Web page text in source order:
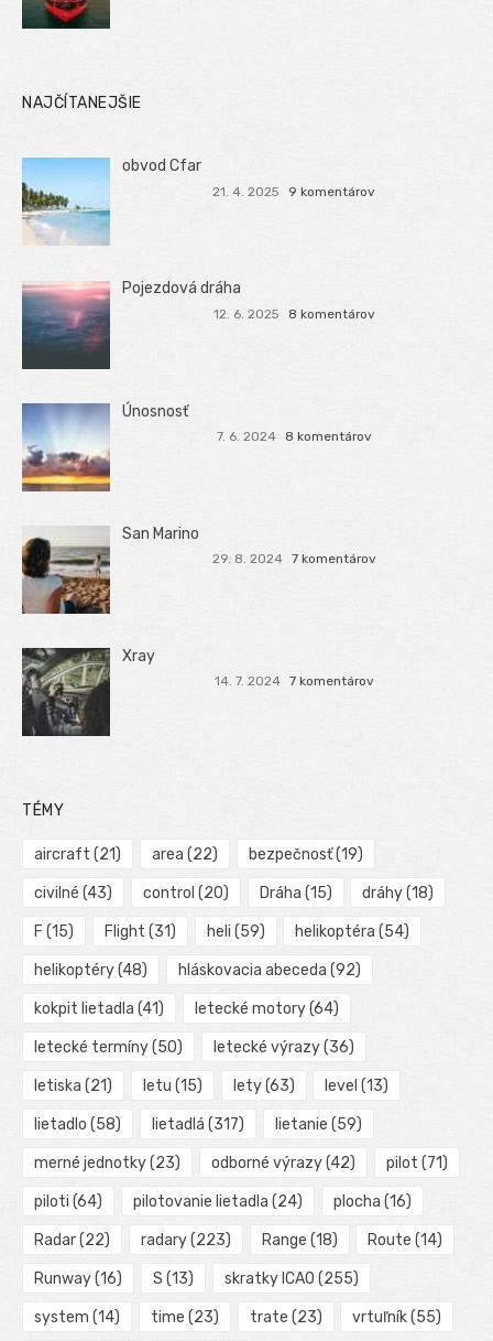
NAJČÍTANEJŠIE
obvod Cfar
21. 4. 2025 9 komentárov
Pojezdová dráha
12. 6. 2025 8 komentárov
Únosnosť
7. 6. 2024 8 komentárov
San Marino
29. 8. 2024 7 komentárov
Xray
14. 7. 2024 7 komentárov
TÉMY
aircraft (21) area (22) bezpečnosť(19)
civilné (43) control (20) Dráha (15) dráhy(18)
F (15) Flight (31) heli (59) helikoptéra (54)
helikoptéry(48) hláskovacia abeceda (92)
kokpit lietadla (41) letecké motory(64)
letecké termíny(50) letecké výrazy(36)
letiska (21) letu (15) lety(63) level (13)
lietadlo (58) lietadlá (317) lietanie (59)
merné jednotky(23) odborné výrazy(42) pilot (71)
piloti (64) pilotovanie lietadla (24) plocha (16)
Radar(22) radary(223) Range (18) Route (14)
Runway(16) S (13) skratky ICAO (255)
system (14) time (23) trate (23) vrtuľník(55)